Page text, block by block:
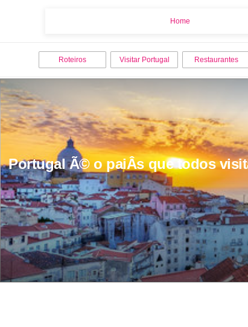
Home
Roteiros Visitar Portugal Restaurantes
Portugal Ã© o paiÂ­s que todos